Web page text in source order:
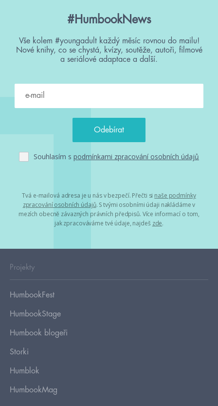
#HumbookNews
Vše kolem #youngadult každý měsíc rovnou do mailu!
Nové knihy, co se chystá, kvízy, soutěže, autoři, filmové
a seriálové adaptace a další.
Souhlasím s podmínkami zpracování osobních údajů
Tvá e-mailová adresa je u nás v bezpečí. Přečti si naše podmínky
zpracování osobních údajů. S tvými osobními údaji nakládáme v
mezích obecně závazných právních předpisů. Více informací o tom,
jak zpracováváme tvé údaje, najdeš zde.
Projekty
HumbookFest
HumbookStage
Humbook blogeři
Storki
Humblok
HumbookMag